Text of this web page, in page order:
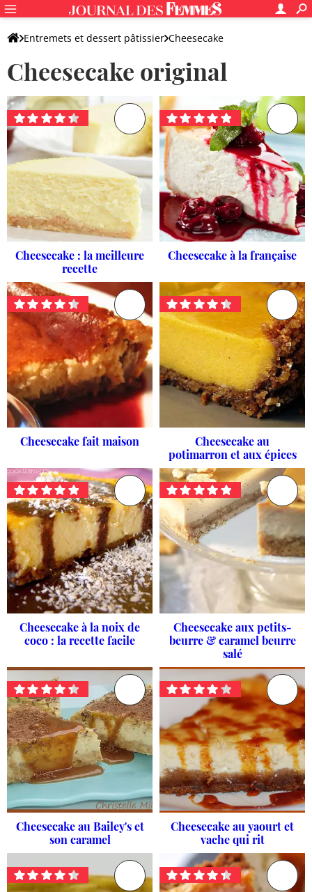
Entremets et dessert pâtissier Cheesecake
Cheesecake original Recettes préférées
Cheesecake original
Cheesecake : la meilleure
recette
Cheesecake à la française
Cheesecake fait maison
Cheesecake au
potimarron et aux épices
Cheesecake à la noix de
coco : la recette facile
Cheesecake aux petits-
beurre & caramel beurre
salé
Cheesecake au Bailey's et
son caramel
Cheesecake au yaourt et
vache qui rit